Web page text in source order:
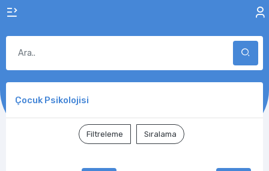
Çocuk Psikolojisi
Filtreleme Sıralama